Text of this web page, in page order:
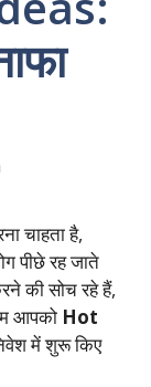
चाहता है,
पीछे रह जाते
की सोच रहे हैं,
आपको Hot
में शुरू किए